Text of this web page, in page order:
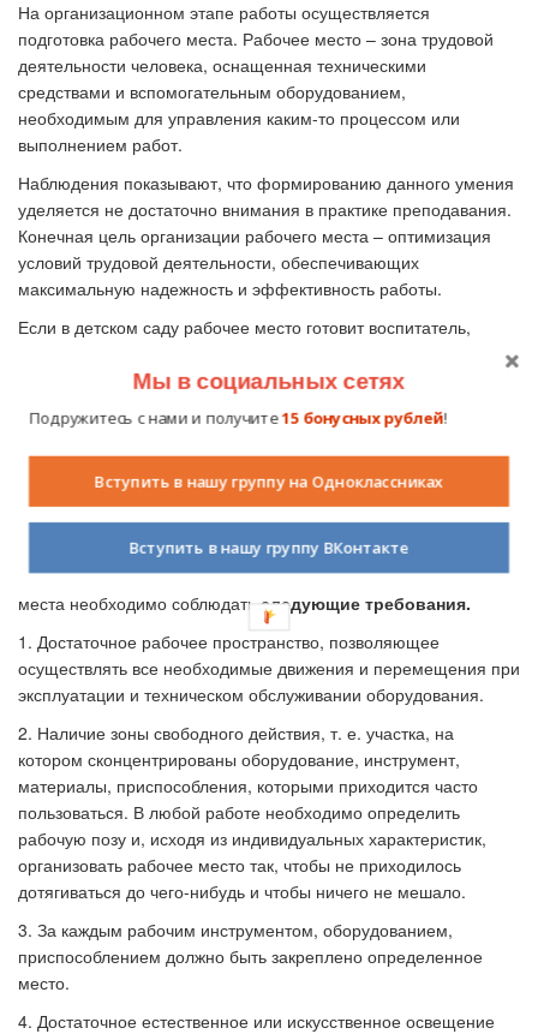
На организационном этапе работы осуществляется
подготовка рабочего места. Рабочее место – зона трудовой
деятельности человека, оснащенная техническими
средствами и вспомогательным оборудованием,
необходимым для управления каким-то процессом или
выполнением работ.
Наблюдения показывают, что формированию данного умения
уделяется не достаточно внимания в практике преподавания.
Конечная цель организации рабочего места – оптимизация
условий трудовой деятельности, обеспечивающих
максимальную надежность и эффективность работы.
Если в детском саду рабочее место готовит воспитатель,
расположения предметов, то в начальных классах этому виду
деятельности уделяется еще меньше внимания. В результате
дети не выполняют элементарных требований по технике
безопасности, т.к. в процессе практической деятельности
постоянно ищут то нужный инструмент, то необходимый
материал. Таким образом, формирование культуры труда при
такой постановке дела становится проблематичным.
Учителю необходимо помнить, что в организации рабочего
места необходимо соблюдать следующие требования.
1. Достаточное рабочее пространство, позволяющее
осуществлять все необходимые движения и перемещения при
эксплуатации и техническом обслуживании оборудования.
2. Наличие зоны свободного действия, т. е. участка, на
котором сконцентрированы оборудование, инструмент,
материалы, приспособления, которыми приходится часто
пользоваться. В любой работе необходимо определить
рабочую позу и, исходя из индивидуальных характеристик,
организовать рабочее место так, чтобы не приходилось
дотягиваться до чего-нибудь и чтобы ничего не мешало.
3. За каждым рабочим инструментом, оборудованием,
приспособлением должно быть закреплено определенное
место.
4. Достаточное естественное или искусственное освещение
Мы в социальных сетях
Подружитесь с нами и получите15 бонусных рублей!
Вступить в нашу группу на Одноклассниках
Вступить в нашу группу ВКонтакте